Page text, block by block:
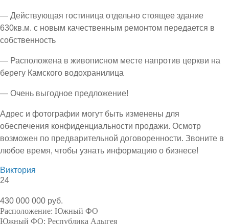
— Действующая гостиница отдельно стоящее здание
630кв.м. с новым качественным ремонтом передается в
собственность
— Расположена в живописном месте напротив церкви на
берегу Камского водохранилица
— Очень выгодное предложение!
Адрес и фотографии могут быть изменены для
обеспечения конфиденциальности продажи. Осмотр
возможен по предварительной договоренности. Звоните в
любое время, чтобы узнать информацию о бизнесе!
Виктория
24
430 000 000 руб.
Расположение: Южный ФО
Южный ФО: Республика Адыгея